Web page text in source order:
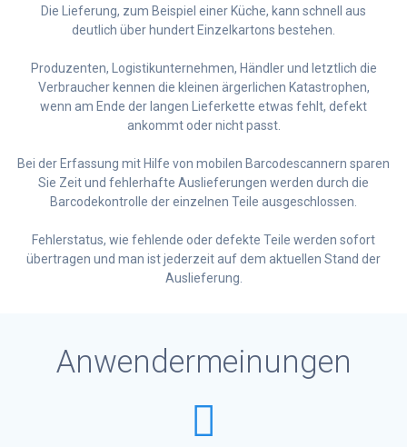
Die Lieferung, zum Beispiel einer Küche, kann schnell aus
deutlich über hundert Einzelkartons bestehen.
Produzenten, Logistikunternehmen, Händler und letztlich die
Verbraucher kennen die kleinen ärgerlichen Katastrophen,
wenn am Ende der langen Lieferkette etwas fehlt, defekt
ankommt oder nicht passt.
Bei der Erfassung mit Hilfe von mobilen Barcodescannern sparen
Sie Zeit und fehlerhafte Auslieferungen werden durch die
Barcodekontrolle der einzelnen Teile ausgeschlossen.
Fehlerstatus, wie fehlende oder defekte Teile werden sofort
übertragen und man ist jederzeit auf dem aktuellen Stand der
Auslieferung.
Anwendermeinungen